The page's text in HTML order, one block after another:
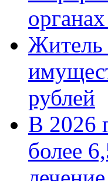
Житель
рублей
В 2026
более